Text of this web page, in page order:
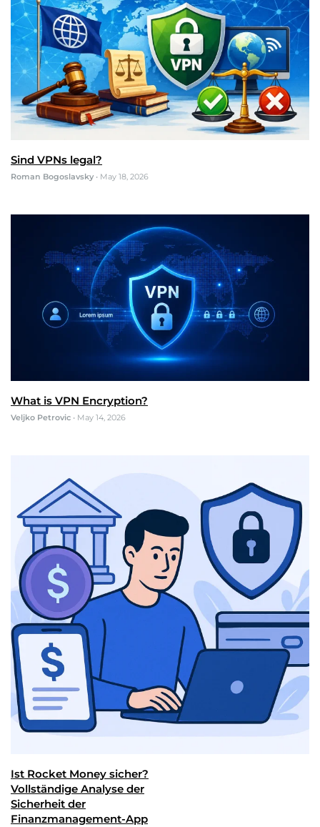
Sind VPNs legal?
Roman Bogoslavsky • May 18, 2026
What is VPN Encryption?
Veljko Petrovic • May 14, 2026
Ist Rocket Money sicher?
Vollständige Analyse der
Sicherheit der
Finanzmanagement-App